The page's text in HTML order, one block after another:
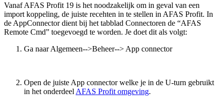
Vanaf AFAS Profit 19 is het noodzakelijk om in geval van een
import koppeling, de juiste recehten in te stellen in AFAS Profit. In
de AppConnector dient bij het tabblad Connectoren de “AFAS
Remote Cmd” toegevoegd te worden. Je doet dit als volgt:
Ga naar Algemeen-->Beheer--> App connector
Open de juiste App connector welke je in de U-turn gebruikt
in het onderdeel AFAS Profit omgeving.